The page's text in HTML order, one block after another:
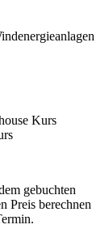
Kurs
gebuchten
Preis berechnen